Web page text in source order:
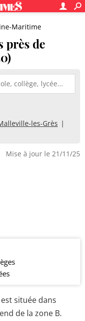
Maritime
près de
les-Grès
Mise à jour le 21/11/25
située dans
de la zone B.